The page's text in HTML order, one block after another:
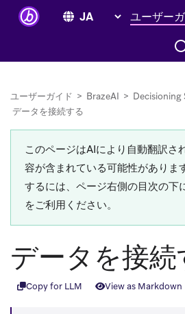
ユーザー
す
ユーザーガイド > BrazeAI > Decisioning
データを接続する
このページはAIにより自動翻訳さ
容が含まれている可能性がありま
するには、ページ右側の目次の下
をご利用ください。
データを接続
Copy for LLM View as Markdown